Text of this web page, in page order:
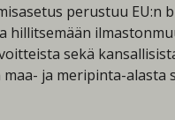
perustuu
hillitsemään
sekä
maa- ja meripinta-